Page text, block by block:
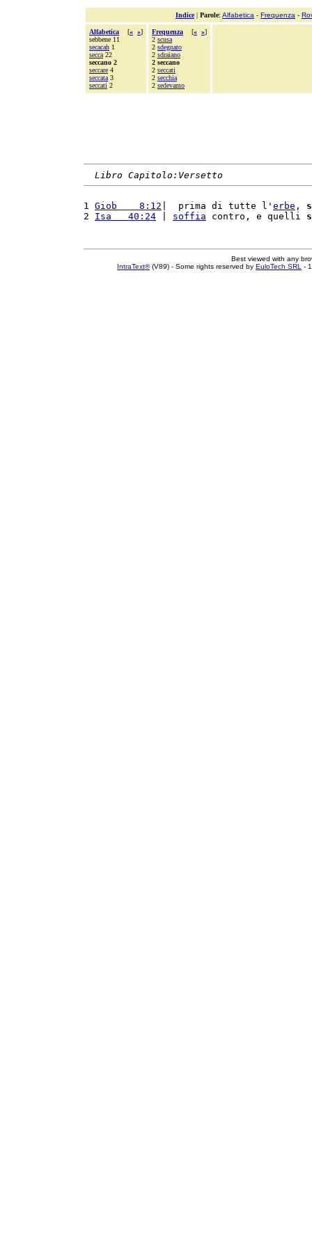
Indice| Parole: Alfabetica - Frequenza -
Alfabetica [« »]
sebbene 11
secacah 1
secca 22
seccano 2
seccare 4
seccata 3
seccati 2
Frequenza [« »]
2 scusa
2 sdegnato
2 sdraiano
2 seccano
2 seccati
2 secchia
2 sedevamo
Libro Capitolo:Versetto
1 Giob    8:12 |  prima di tutte l' erbe ,
2 Isa   40:24 soffia contro, e quelli
Best viewed with any
IntraText®(V89) - Some rights reserved by EuloTech SRL -